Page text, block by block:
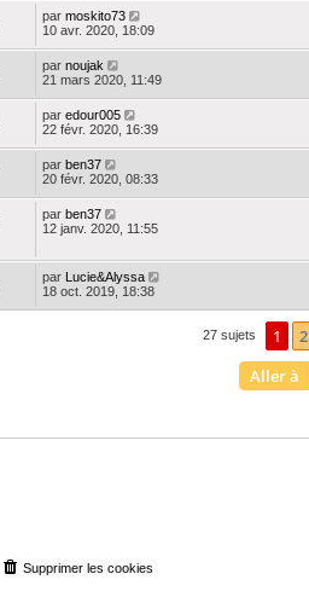
par moskito73
10 avr. 2020, 18:09
par noujak
21 mars 2020, 11:49
par edour005
22 févr. 2020, 16:39
par ben37
20 févr. 2020, 08:33
par ben37
12 janv. 2020, 11:55
par Lucie&Alyssa
18 oct. 2019, 18:38
27 sujets 1 2
Aller à
Supprimer les cookies